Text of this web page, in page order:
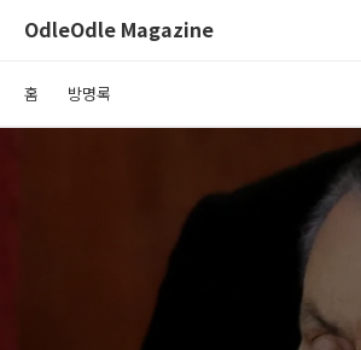
OdleOdle Magazine
홈 방명록